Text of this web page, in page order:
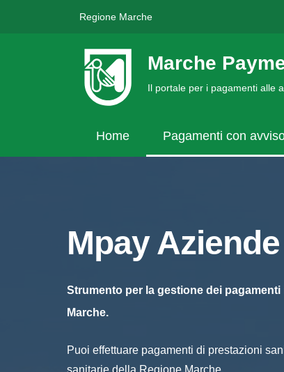
Regione Marche
Marche
Il portale per i pagamenti alle
Home Pagamenti con
Mpay
Strumento per la gestione dei
Marche.
Puoi effettuare pagamenti di prestazioni
sanitarie della Regione Marche.